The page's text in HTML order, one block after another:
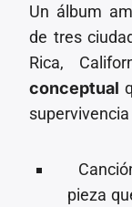
Un álbum
de tres
Rica,
conceptual
pieza